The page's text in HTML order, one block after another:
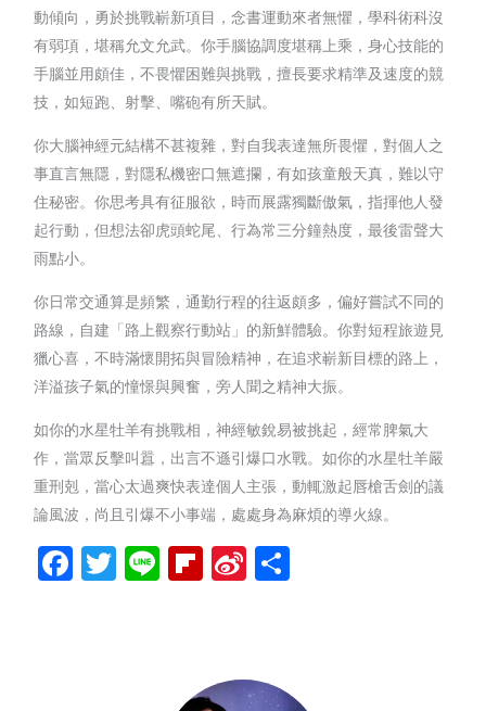
動傾向，勇於挑戰嶄新項目，念書運動來者無懼，學科術科沒
有弱項，堪稱允文允武。你手腦協調度堪稱上乘，身心技能的
手腦並用頗佳，不畏懼困難與挑戰，擅長要求精準及速度的競
技，如短跑、射擊、嘴砲有所天賦。
你大腦神經元結構不甚複雜，對自我表達無所畏懼，對個人之
事直言無隱，對隱私機密口無遮攔，有如孩童般天真，難以守
住秘密。你思考具有征服欲，時而展露獨斷傲氣，指揮他人發
起行動，但想法卻虎頭蛇尾、行為常三分鐘熱度，最後雷聲大
雨點小。
你日常交通算是頻繁，通勤行程的往返頗多，偏好嘗試不同的
路線，自建「路上觀察行動站」的新鮮體驗。你對短程旅遊見
獵心喜，不時滿懷開拓與冒險精神，在追求嶄新目標的路上，
洋溢孩子氣的憧憬與興奮，旁人聞之精神大振。
如你的水星牡羊有挑戰相，神經敏銳易被挑起，經常脾氣大
作，當眾反擊叫囂，出言不遜引爆口水戰。如你的水星牡羊嚴
重刑剋，當心太過爽快表達個人主張，動輒激起唇槍舌劍的議
論風波，尚且引爆不小事端，處處身為麻煩的導火線。
Facebook
Twitter
LineFlipboard
Sina